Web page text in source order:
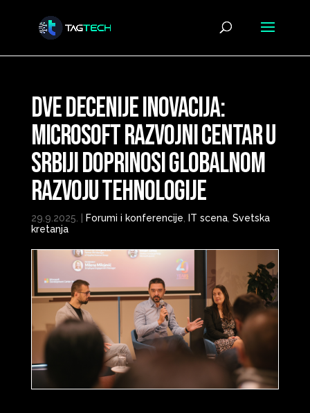
Dve decenije inovacija:
Microsoft razvojni centar u
Srbiji doprinosi globalnom
razvoju tehnologije
29.9.2025. Forumi i konferencije IT scena, Svetska
kretanja